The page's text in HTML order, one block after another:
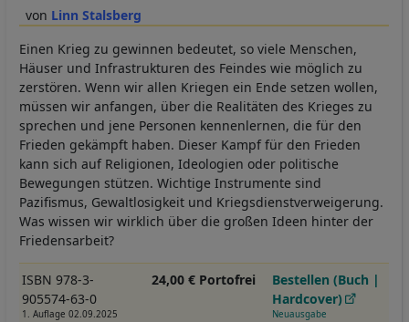
Linn Stalsberg
Einen Krieg zu gewinnen bedeutet, so viele Menschen,
Häuser und Infrastrukturen des Feindes wie möglich zu
zerstören. Wenn wir allen Kriegen ein Ende setzen wollen,
müssen wir anfangen, über die Realitäten des Krieges zu
sprechen und jene Personen kennenlernen, die für den
Frieden gekämpft haben. Dieser Kampf für den Frieden
kann sich auf Religionen, Ideologien oder politische
Bewegungen stützen. Wichtige Instrumente sind
Pazifismus, Gewaltlosigkeit und Kriegsdienstverweigerung.
Was wissen wir wirklich über die großen Ideen hinter der
Friedensarbeit?
ISBN 978-3-
905574-63-0
1. Auflage 02.09.2025
24,00 € Portofrei
Bestellen (Buch |
Hardcover)
Neuausgabe